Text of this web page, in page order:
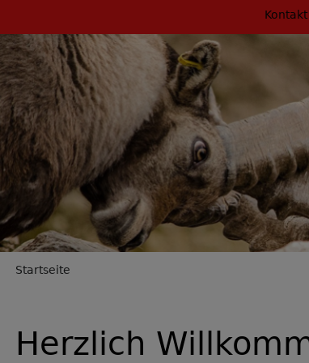
Kontakt
Breadcrumb
Startseite
Herzlich